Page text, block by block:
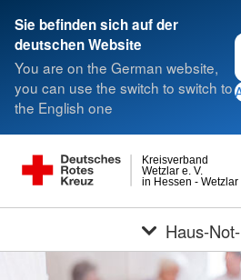
Sie befinden sich auf der
deutschen Website
You are on the German website,
you can use the switch to switch to
the English one
in Hessen - Wetzlar
Wetzlar e. V.
Kreisverband
Haus-